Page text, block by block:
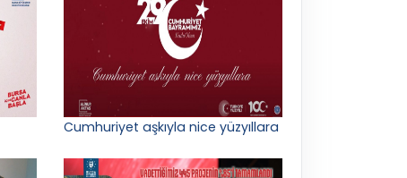
Cumhuriyet aşkıyla nice yüzyıllara